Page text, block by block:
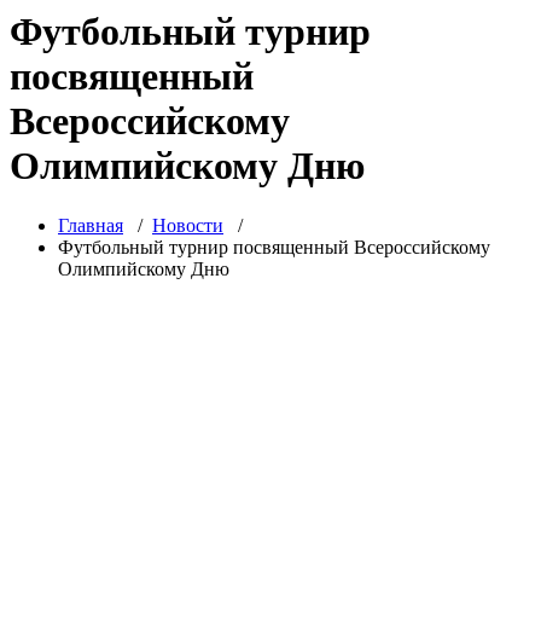
Футбольный турнир
посвященный
Всероссийскому
Олимпийскому Дню
Главная / Новости /
Футбольный турнир посвященный Всероссийскому
Олимпийскому Дню